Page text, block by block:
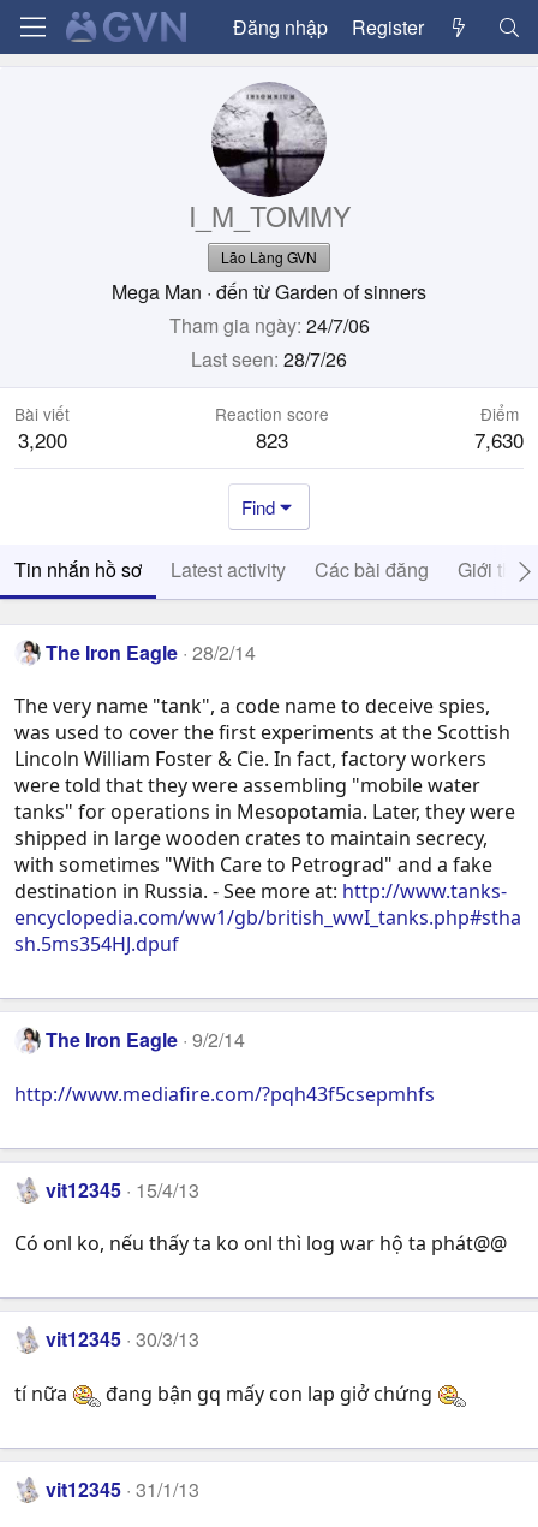
Đăng nhập Register
I_M_TOMMY
Lão Làng GVN
Mega Man · đến từGarden of sinners
Tham gia ngày 24/7/06
Last seen 28/7/26
Bài viết
3,200
Reaction score
823
Điểm
7,630
Find
Tin nhắn hồ sơ Latest activity Các bài đăng Giới thiệu
The Iron Eagle 28/2/14
The very name "tank", a code name to deceive spies,
was used to cover the first experiments at the Scottish
Lincoln William Foster & Cie. In fact, factory workers
were told that they were assembling "mobile water
tanks" for operations in Mesopotamia. Later, they were
shipped in large wooden crates to maintain secrecy,
with sometimes "With Care to Petrograd" and a fake
destination in Russia. - See more at: http://www.tanks-
encyclopedia.com/ww1/gb/british_wwI_tanks.php#stha
sh.5ms354HJ.dpuf
The Iron Eagle 9/2/14
http://www.mediafire.com/?pqh43f5csepmhfs
vit12345 15/4/13
Có onl ko, nếu thấy ta ko onl thì log war hộ ta phát@@
vit12345 30/3/13
tí nữa đang bận gq mấy con lap giở chứng
vit12345 31/1/13